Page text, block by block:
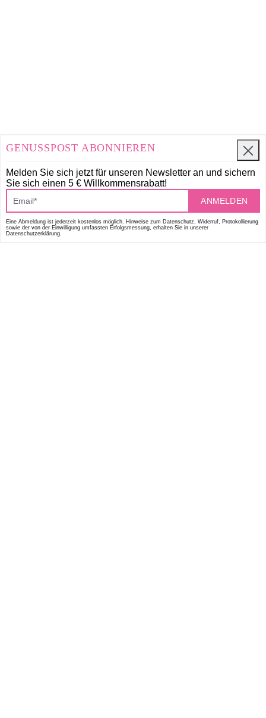
GENUSSPOST ABONNIEREN
Melden Sie sich jetzt für unseren Newsletter an und sichern
Sie sich einen 5 € Willkommensrabatt!
ANMELDEN
Eine Abmeldung ist jederzeit kostenlos möglich. Hinweise zum Datenschutz, Widerruf, Protokollierung
sowie der von der Einwilligung umfassten Erfolgsmessung, erhalten Sie in unserer
Datenschutzerklärung.